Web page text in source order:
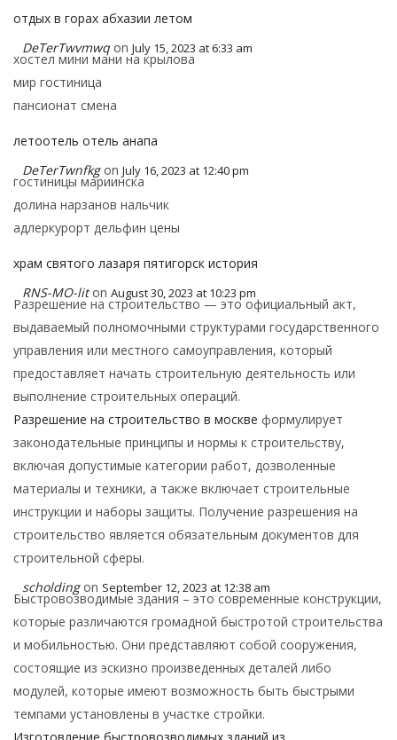
отдых в горах абхазии летом
DeTerTwvmwq on July 15, 2023 at 6:33 am
хостел мини мани на крылова
мир гостиница
пансионат смена
летоотель отель анапа
DeTerTwnfkg on July 16, 2023 at 12:40 pm
гостиницы мариинска
долина нарзанов нальчик
адлеркурорт дельфин цены
храм святого лазаря пятигорск история
RNS-MO-lit on August 30, 2023 at 10:23 pm
Разрешение на строительство — это официальный акт,
выдаваемый полномочными структурами государственного
управления или местного самоуправления, который
предоставляет начать строительную деятельность или
выполнение строительных операций.
Разрешение на строительство в москве формулирует
законодательные принципы и нормы к строительству,
включая допустимые категории работ, дозволенные
материалы и техники, а также включает строительные
инструкции и наборы защиты. Получение разрешения на
строительство является обязательным документов для
строительной сферы.
scholding on September 12, 2023 at 12:38 am
Быстровозводимые здания – это современные конструкции,
которые различаются громадной быстротой строительства
и мобильностью. Они представляют собой сооружения,
состоящие из эскизно произведенных деталей либо
модулей, которые имеют возможность быть быстрыми
темпами установлены в участке стройки.